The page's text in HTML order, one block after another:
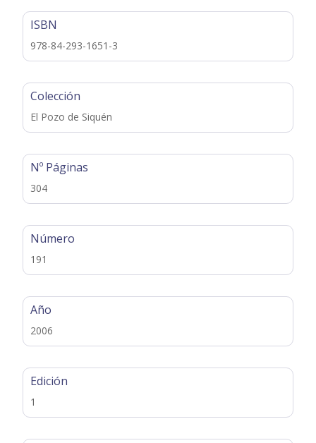
ISBN
978-84-293-1651-3
Colección
El Pozo de Siquén
Nº Páginas
304
Número
191
Año
2006
Edición
1